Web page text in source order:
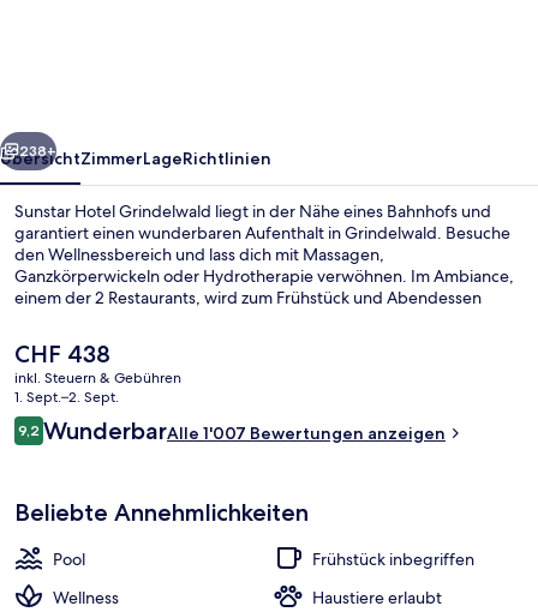
Weiter
238+
ÜbersichtZimmerLageRichtlinien
Sunstar Hotel Grindelwald liegt in der Nähe eines Bahnhofs und
garantiert einen wunderbaren Aufenthalt in Grindelwald. Besuche
den Wellnessbereich und lass dich mit Massagen,
Ganzkörperwickeln oder Hydrotherapie verwöhnen. Im Ambiance,
einem der 2 Restaurants, wird zum Frühstück und Abendessen
ein Fitnesscenter gehören ebenfalls zum Angebot. Das hilfsbereite
Personal und das Frühstück erhalten tolle Bewertungen von
anderen Reisenden.
Der
aktuelle
Preis
beträgt
CHF 438.
CHF 438
inkl. Steuern & Gebühren
1. Sept.–2. Sept.
Bewertungen
9,29,2 von 10.
WunderbarAlle 1'007 Bewertungen anzeigen
Beliebte Annehmlichkeiten
Pool
Frühstück inbegriffen
Wellness
Haustiere erlaubt